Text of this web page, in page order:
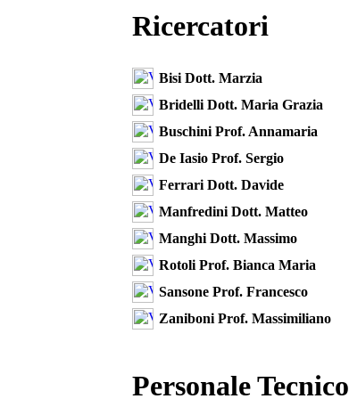
Ricercatori
Bisi Dott. Marzia
Bridelli Dott. Maria Grazia
Buschini Prof. Annamaria
De Iasio Prof. Sergio
Ferrari Dott. Davide
Manfredini Dott. Matteo
Manghi Dott. Massimo
Rotoli Prof. Bianca Maria
Sansone Prof. Francesco
Zaniboni Prof. Massimiliano
Personale Tecnico